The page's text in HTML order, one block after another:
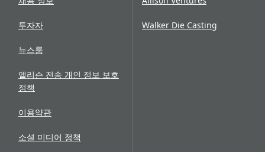
투자자
뉴스룸
앨리슨 전송 개인 정보 보호
정책
이용약관
소셜 미디어 정책
Walker Die Casting